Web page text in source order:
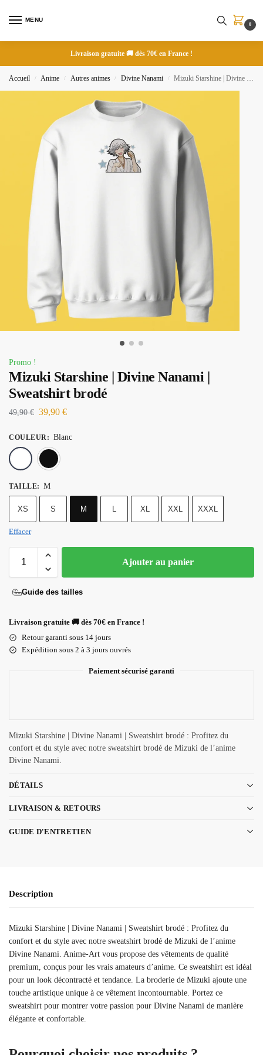
MENU
0
Livraison gratuite 🚚 dès 70€ en France !
Accueil / Anime / Autres animes / Divine Nanami / Mizuki Starshine | Divine Nanami | Sweatshirt brodé
Promo !
Mizuki Starshine | Divine Nanami |
Sweatshirt brodé
49,90€ 39,90 €
COULEUR : Blanc
TAILLE: M
XS S M L XL XXL XXXL
Effacer
Ajouter au panier
Guide des tailles
Livraison gratuite 🚚 dès 70€ en France !
Retour garanti sous 14 jours
Expédition sous 2 à 3 jours ouvrés
Paiement sécurisé garanti
Mizuki Starshine | Divine Nanami | Sweatshirt brodé : Profitez du
confort et du style avec notre sweatshirt brodé de Mizuki de l’anime
Divine Nanami.
DÉTAILS
LIVRAISON & RETOURS
GUIDE D'ENTRETIEN
Description
Mizuki Starshine | Divine Nanami | Sweatshirt brodé : Profitez du
confort et du style avec notre sweatshirt brodé de Mizuki de l’anime
Divine Nanami. Anime-Art vous propose des vêtements de qualité
premium, conçus pour les vrais amateurs d’anime. Ce sweatshirt est idéal
pour un look décontracté et tendance. La broderie de Mizuki ajoute une
touche artistique unique à ce vêtement incontournable. Portez ce
sweatshirt pour montrer votre passion pour Divine Nanami de manière
élégante et confortable.